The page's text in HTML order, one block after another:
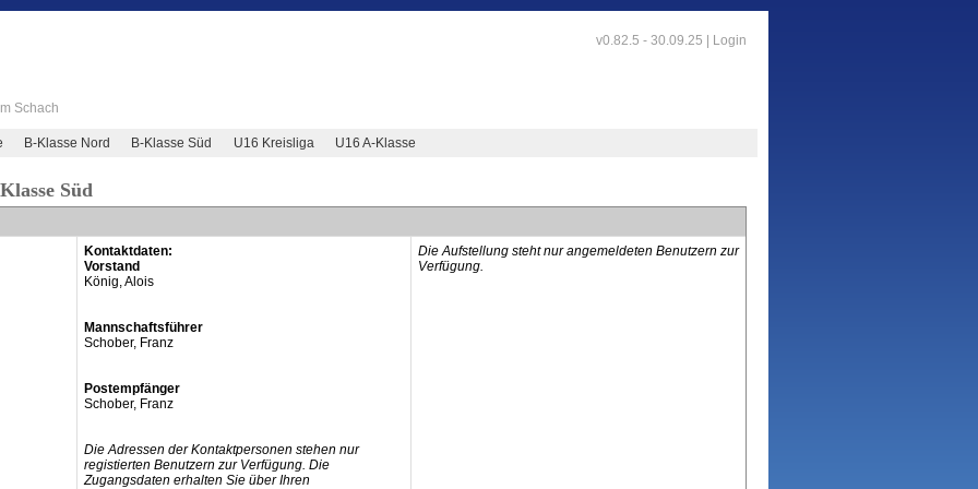
v0.82.5 - 30.09.25 | Login
Schach
B-Klasse Nord B-Klasse Süd U16 Kreisliga U16 A-Klasse
Süd
Kontaktdaten:
Vorstand
König, Alois
Mannschaftsführer
Schober, Franz
Postempfänger
Schober, Franz
Die Adressen der Kontaktpersonen stehen nur
registierten Benutzern zur Verfügung. Die
Zugangsdaten erhalten Sie über Ihren
Die Aufstellung steht nur angemeldeten Benutzern zur
Verfügung.